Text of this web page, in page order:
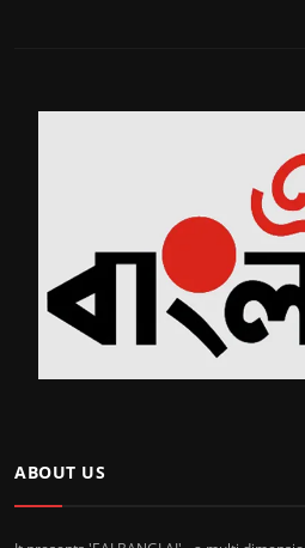
ABOUT US